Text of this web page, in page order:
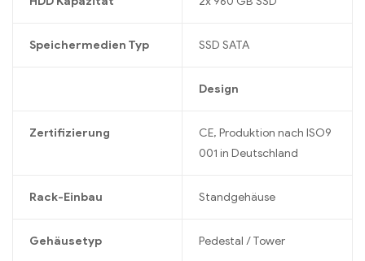
Speichermedien Typ SSD SATA
Design
Zertifizierung
CE, Produktion nach ISO9
001 in Deutschland
Rack-Einbau Standgehäuse
Gehäusetyp Pedestal / Tower